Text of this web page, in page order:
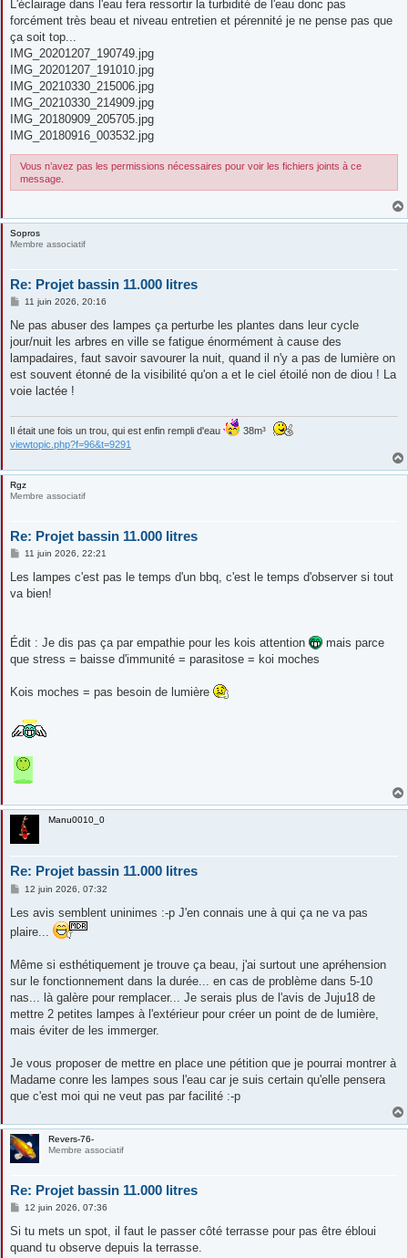
L'éclairage dans l'eau fera ressortir la turbidité de l'eau donc pas
forcément très beau et niveau entretien et pérennité je ne pense pas que
ça soit top...
IMG_20201207_190749.jpg
IMG_20201207_191010.jpg
IMG_20210330_215006.jpg
IMG_20210330_214909.jpg
IMG_20180909_205705.jpg
IMG_20180916_003532.jpg
Vous n’avez pas les permissions nécessaires pour voir les fichiers joints à ce
message.
Sopros
Membre associatif
Re: Projet bassin 11.000 litres
M
s
a
g
11 juin 2026, 20:16
Ne pas abuser des lampes ça perturbe les plantes dans leur cycle
jour/nuit les arbres en ville se fatigue énormément à cause des
lampadaires, faut savoir savourer la nuit, quand il n'y a pas de lumière on
est souvent étonné de la visibilité qu'on a et le ciel étoilé non de diou ! La
voie lactée !
Il était une fois un trou, qui est enfin rempli d'eau
38m³
viewtopic.php?f=96&t=9291
Rgz
Membre associatif
Re: Projet bassin 11.000 litres
M
s
a
11 juin 2026, 22:21
Les lampes c'est pas le temps d'un bbq, c'est le temps d'observer si tout
va bien!
Édit : Je dis pas ça par empathie pour les kois attention
mais parce
que stress = baisse d'immunité = parasitose = koi moches
Kois moches = pas besoin de lumière
Manu0010_0
Re: Projet bassin 11.000 litres
M
s
a
12 juin 2026, 07:32
Les avis semblent uninimes :-p J'en connais une à qui ça ne va pas
plaire...
Même si esthétiquement je trouve ça beau, j'ai surtout une apréhension
sur le fonctionnement dans la durée... en cas de problème dans 5-10
nas... là galère pour remplacer... Je serais plus de l'avis de Juju18 de
mettre 2 petites lampes à l'extérieur pour créer un point de de lumière,
mais éviter de les immerger.
Je vous proposer de mettre en place une pétition que je pourrai montrer à
Madame conre les lampes sous l'eau car je suis certain qu'elle pensera
que c'est moi qui ne veut pas par facilité :-p
Revers-76-
Membre associatif
Re: Projet bassin 11.000 litres
M
s
a
12 juin 2026, 07:36
Si tu mets un spot, il faut le passer côté terrasse pour pas être ébloui
quand tu observe depuis la terrasse.